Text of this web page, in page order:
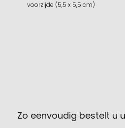
voorzijde (5,5 x 5,5 cm)
Zo eenvoudig bestelt u